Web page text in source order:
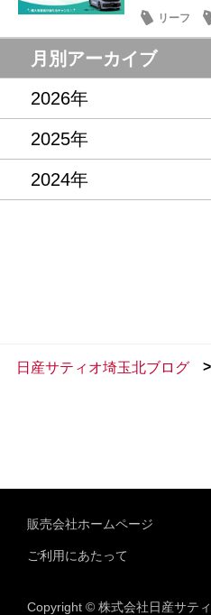
リーフ
月別アーカイブ
2026年
2025年
2024年
日産サティオ埼玉北ブログ >
販売会社ホームページ
ご利用にあたって
Copyright © 株式会社日産サテ